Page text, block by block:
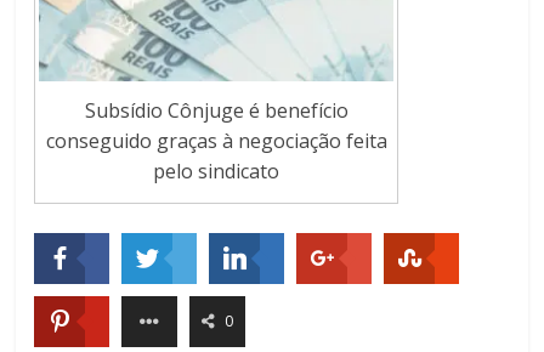
Subsídio Cônjuge é benefício
conseguido graças à negociação feita
pelo sindicato
0